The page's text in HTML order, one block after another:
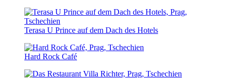
Terasa U Prince auf dem Dach des Hotels
Hard Rock Café